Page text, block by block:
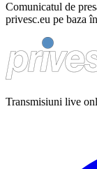
Comunicatul de
privesc.eu pe baza
Transmisiuni live